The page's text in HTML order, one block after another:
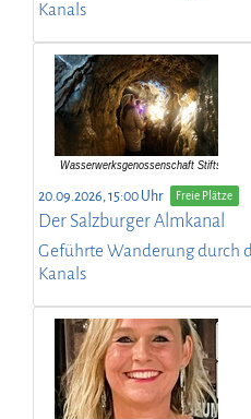
Kanals
20.09.2026, 15:00 Uhr Freie Plätze
Der Salzburger Almkanal
Geführte Wanderung durch
Kanals